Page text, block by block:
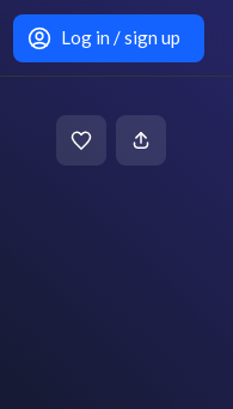
Log in / sign up